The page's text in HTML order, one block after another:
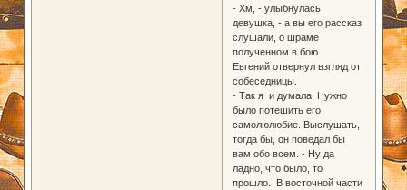
- Хм, - улыбнулась
девушка, - а вы его рассказ
слушали, о шраме
полученном в бою.
Евгений отвернул взгляд от
собеседницы.
- Так я и думала. Нужно
было потешить его
самолюлюбие. Выслушать,
тогда бы, он поведал бы
вам обо всем. - Ну да
ладно, что было, то
прошло. В восточной части